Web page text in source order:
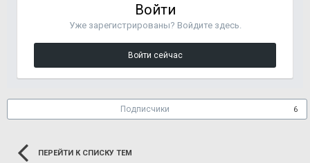
Войти
Уже зарегистрированы? Войдите здесь.
Войти сейчас
Подписчики 6
ПЕРЕЙТИ К СПИСКУ ТЕМ